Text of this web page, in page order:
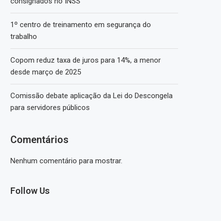
1º centro de treinamento em segurança do
trabalho
Copom reduz taxa de juros para 14%, a menor
desde março de 2025
Comissão debate aplicação da Lei do Descongela
para servidores públicos
Comentários
Nenhum comentário para mostrar.
Follow Us